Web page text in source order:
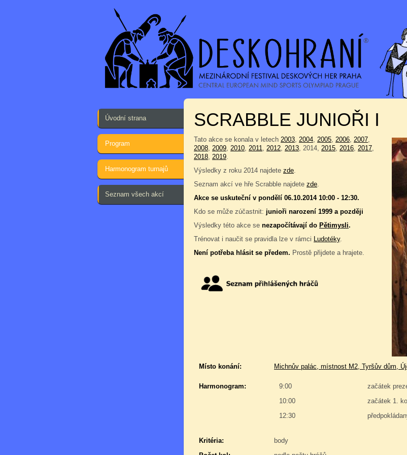
Úvodní strana
Program
Harmonogram turnajů
Seznam všech akcí
SCRABBLE JUNIOŘI I
Tato akce se konala v letech 2003, 2004, 2005, 2006, 2007,
2008, 2009, 2010, 2011, 2012, 2013, 2014, 2015, 2016, 2017,
2018, 2019.
Výsledky z roku 2014 najdete zde.
Seznam akcí ve hře Scrabble najdete zde.
Akce se uskuteční v pondělí 06.10.2014 10:00 - 12:30.
Kdo se může zúčastnit: junioři narození 1999 a později
Výsledky této akce se nezapočítávají do Pětimysli.
Trénovat i naučit se pravidla lze v rámci Ludotéky.
Není potřeba hlásit se předem. Prostě přijdete a hrajete.
Místo konání: Michnův palác, místnost M2, Tyršův dům,
Harmonogram: 9:00
začátek
10:00
začátek 1.
12:30
Kritéria:
body